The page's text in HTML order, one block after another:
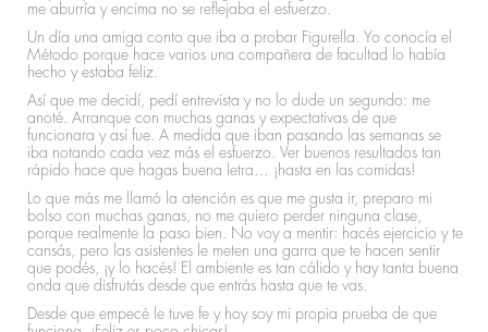
me aburría y encima no se reflejaba el esfuerzo.
Un día una amiga conto que iba a probar Figurella. Yo conocía el
Método porque hace varios una compañera de facultad lo había
hecho y estaba feliz.
Así que me decidí, pedí entrevista y no lo dude un segundo: me
anoté. Arranque con muchas ganas y expectativas de que
funcionara y así fue. A medida que iban pasando las semanas se
iba notando cada vez más el esfuerzo. Ver buenos resultados tan
rápido hace que hagas buena letra… ¡hasta en las comidas!
Lo que más me llamó la atención es que me gusta ir, preparo mi
bolso con muchas ganas, no me quiero perder ninguna clase,
porque realmente la paso bien. No voy a mentir: hacés ejercicio y te
cansás, pero las asistentes le meten una garra que te hacen sentir
que podés, ¡y lo hacés! El ambiente es tan cálido y hay tanta buena
onda que disfrutás desde que entrás hasta que te vas.
Desde que empecé le tuve fe y hoy soy mi propia prueba de que